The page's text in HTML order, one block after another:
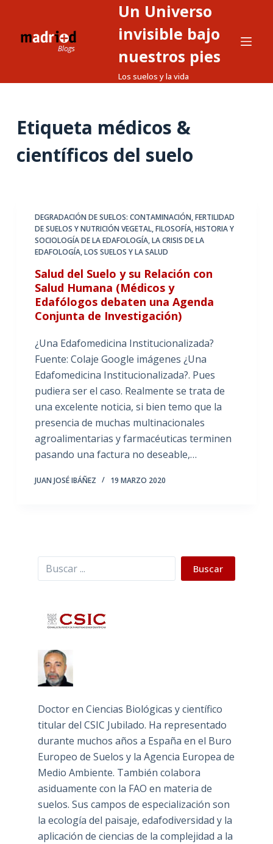
o
Un Universo
invisible bajo
nuestros pies
Los suelos y la vida
Etiqueta médicos &
científicos del suelo
DEGRADACIÓN DE SUELOS: CONTAMINACIÓN,FERTILIDAD
DE SUELOS Y NUTRICIÓN VEGETAL,FILOSOFÍA, HISTORIA Y
SOCIOLOGÍA DE LA EDAFOLOGÍA,LA CRISIS DE LA
EDAFOLOGÍA,LOS SUELOS Y LA SALUD
Salud del Suelo y su Relación con
Salud Humana (Médicos y
Edafólogos debaten una Agenda
Conjunta de Investigación)
¿Una Edafomedicina Institucionalizada?
Fuente: Colaje Google imágenes ¿Una
Edafomedicina Institucionalizada?. Pues
pudiera ser el caso. Realmente se trata de
una excelente noticia, si bien temo que la
presencia de muchas multinacionales
agroalimentarias y farmacéuticas terminen
pasando una factura no deseable,…
JUAN JOSÉ IBÁÑEZ 19 MARZO 2020
Buscar Buscar
Doctor en Ciencias Biológicas y científico
titular del CSIC Jubilado. Ha representado
durante muchos años a España en el Buro
Europeo de Suelos y la Agencia Europea de
Medio Ambiente. También colabora
asiduamente con la FAO en materia de
suelos. Sus campos de especialización son
la ecología del paisaje, edafodiversidad y la
aplicación de ciencias de la complejidad a la